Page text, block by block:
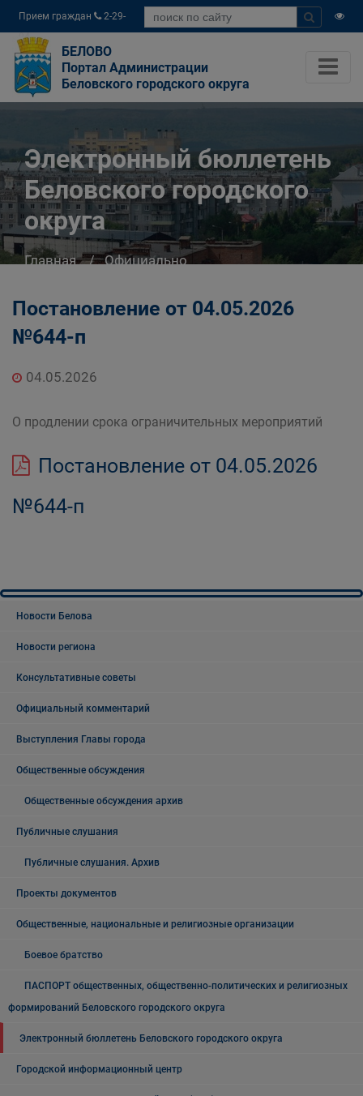
Прием граждан
2-29-
04
БЕЛОВО
Портал Администрации
Беловского городского округа
Электронный бюллетень
Беловского городского
округа
Главная
Официально
Постановление от 04.05.2026
№644-п
04.05.2026
О продлении срока ограничительных мероприятий
Постановление от 04.05.2026
№644-п
Новости Белова
Новости региона
Консультативные советы
Официальный комментарий
Выступления Главы города
Общественные обсуждения
Общественные обсуждения архив
Публичные слушания
Публичные слушания. Архив
Проекты документов
Общественные, национальные и религиозные организации
Боевое братство
ПАСПОРТ общественных, общественно-политических и религиозных
формирований Беловского городского округа
Электронный бюллетень Беловского городского округа
Городской информационный центр